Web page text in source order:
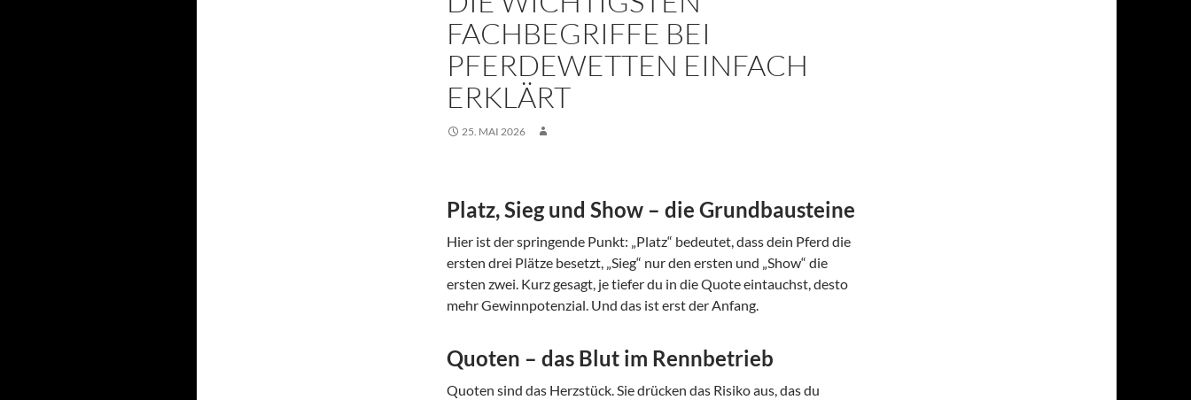
FACHBEGRIFFE BEI
PFERDEWETTEN EINFACH
ERKLÄRT
25. MAI 2026
Platz, Sieg und Show – die Grundbausteine
Hier ist der springende Punkt: „Platz“ bedeutet, dass dein Pferd die
ersten drei Plätze besetzt, „Sieg“ nur den ersten und „Show“ die
ersten zwei. Kurz gesagt, je tiefer du in die Quote eintauchst, desto
mehr Gewinnpotenzial. Und das ist erst der Anfang.
Quoten – das Blut im Rennbetrieb
Quoten sind das Herzstück. Sie drücken das Risiko aus, das du